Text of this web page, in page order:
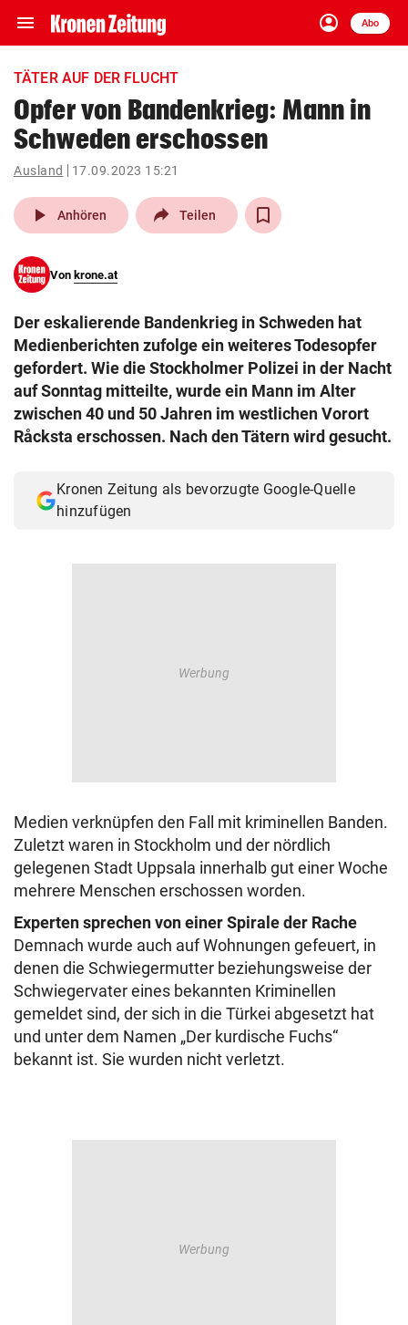
menu Navigation
ein-/ausklappen
account_circle
Anmelden
Abo
close Schließen
account_circle Anmelden
pin_drop
Wien arrow_right
search
eingeben
© Krone Multimedia GmbH & Co KG 2026
Muthgasse 2, 1190 Wien
TÄTER AUF DER FLUCHT
Opfer von Bandenkrieg: Mann in
Schweden erschossen
Ausland 17.09.2023 15:21
play_arrow Anhören Teilen
Von krone.at
Der eskalierende Bandenkrieg in Schweden hat
Medienberichten zufolge ein weiteres Todesopfer
gefordert. Wie die Stockholmer Polizei in der Nacht
auf Sonntag mitteilte, wurde ein Mann im Alter
zwischen 40 und 50 Jahren im westlichen Vorort
Råcksta erschossen. Nach den Tätern wird gesucht.
Kronen Zeitung als bevorzugte Google-Quelle
hinzufügen
Medien verknüpfen den Fall mit kriminellen Banden.
Zuletzt waren in Stockholm und der nördlich
gelegenen Stadt Uppsala innerhalb gut einer Woche
mehrere Menschen erschossen worden.
Experten sprechen von einer Spirale der Rache
Demnach wurde auch auf Wohnungen gefeuert, in
denen die Schwiegermutter beziehungsweise der
Schwiegervater eines bekannten Kriminellen
gemeldet sind, der sich in die Türkei abgesetzt hat
und unter dem Namen „Der kurdische Fuchs“
bekannt ist. Sie wurden nicht verletzt.